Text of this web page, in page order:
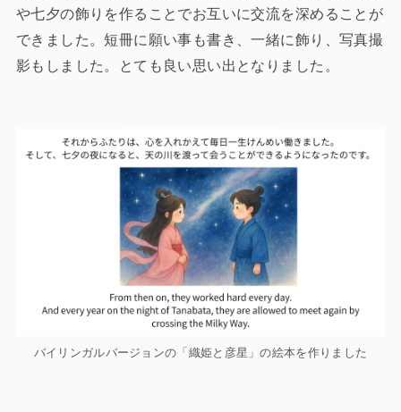
や七夕の飾りを作ることでお互いに交流を深めることが
できました。短冊に願い事も書き、一緒に飾り、写真撮
影もしました。とても良い思い出となりました。
バイリンガルバージョンの「織姫と彦星」の絵本を作りました